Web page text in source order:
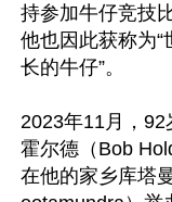
持参加牛仔竞技
他也因此获称为“
长的牛仔”。
2023年11月，92
霍尔德（Bob
在他的家乡库塔